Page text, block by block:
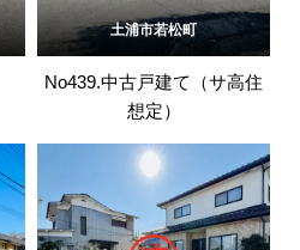
土浦市若松町
No439.中古戸建て（サ高住
想定）